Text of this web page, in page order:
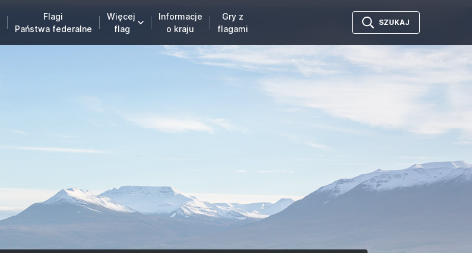
Flagi
Państwa federalne
Więcej
flag
Informacje
o kraju
Gry z
flagami
SZUKAJ